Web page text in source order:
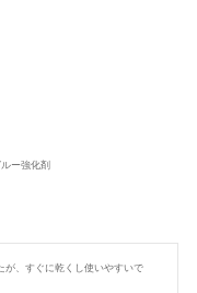
ー強化剤
が、すぐに乾くし使いやすいで